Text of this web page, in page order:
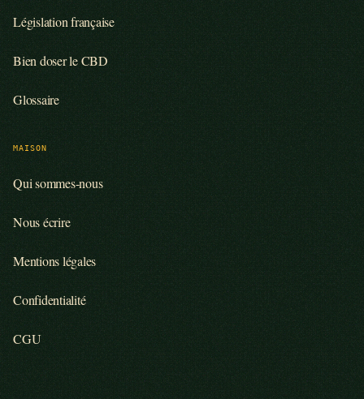
Législation française
Bien doser le CBD
Glossaire
MAISON
Qui sommes-nous
Nous écrire
Mentions légales
Confidentialité
CGU